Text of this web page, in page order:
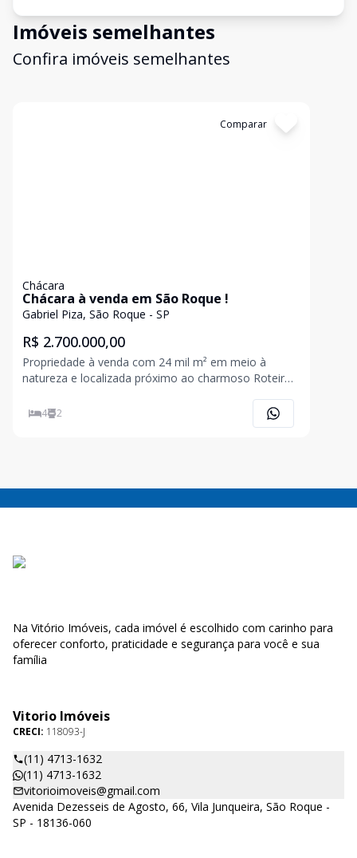
Imóveis semelhantes
Confira imóveis semelhantes
Comparar
Chácara
Chácara à venda em São Roque !
Gabriel Piza, São Roque - SP
R$ 2.700.000,00
Propriedade à venda com 24 mil m² em meio à
natureza e localizada próximo ao charmoso Roteiro
com la
4 2
Na Vitório Imóveis, cada imóvel é escolhido com carinho para
oferecer conforto, praticidade e segurança para você e sua
família
Vitorio Imóveis
CRECI: 118093-J
(11) 4713-1632
(11) 4713-1632
vitorioimoveis@gmail.com
Avenida Dezesseis de Agosto, 66, Vila Junqueira, São Roque -
SP - 18136-060